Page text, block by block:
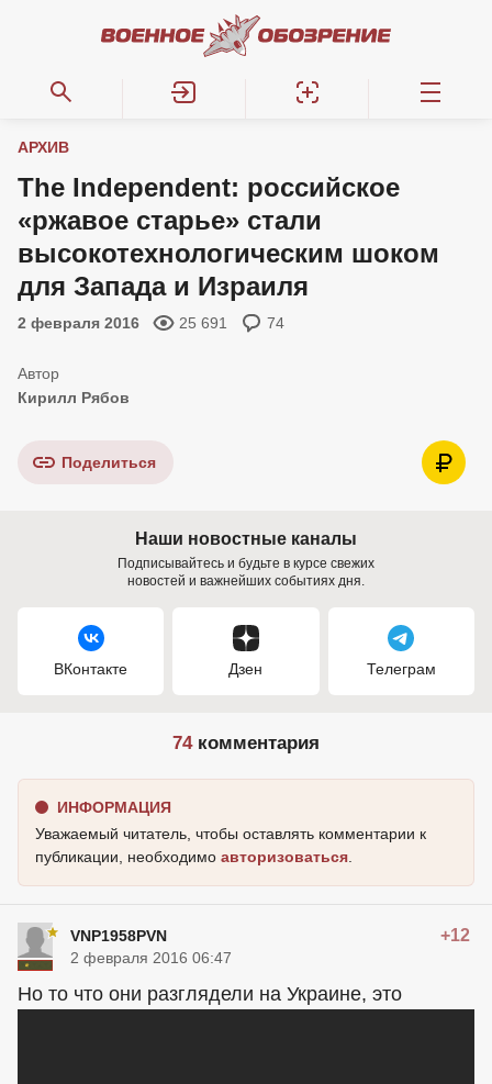
АРХИВ
The Independent: российское
«ржавое старье» стали
высокотехнологическим шоком
для Запада и Израиля
2 февраля 2016 25 691 74
Кирилл Рябов
Поделиться
Наши новостные каналы
Подписывайтесь и будьте в курсе свежих
новостей и важнейших событиях дня.
ВКонтакте Дзен Телеграм
74комментария
ИНФОРМАЦИЯ
Уважаемый читатель, чтобы оставлять комментарии к
публикации, необходимо авторизоваться
VNP1958PVN +12
2 февраля 2016 06:47
Но то что они разглядели на Украине, это